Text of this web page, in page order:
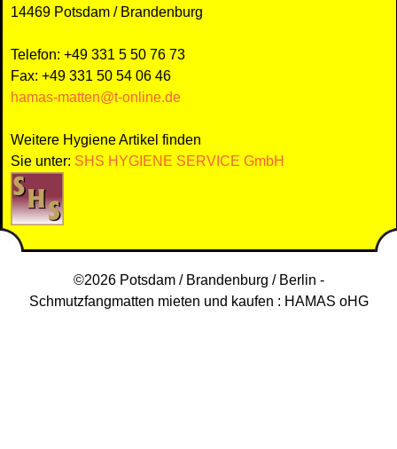
14469 Potsdam / Brandenburg
Telefon: +49 331 5 50 76 73
Fax: +49 331 50 54 06 46
hamas-matten@t-online.de
Weitere Hygiene Artikel finden
Sie unter: SHS HYGIENE SERVICE GmbH
©2026 Potsdam / Brandenburg / Berlin -
Schmutzfangmatten mieten und kaufen : HAMAS oHG